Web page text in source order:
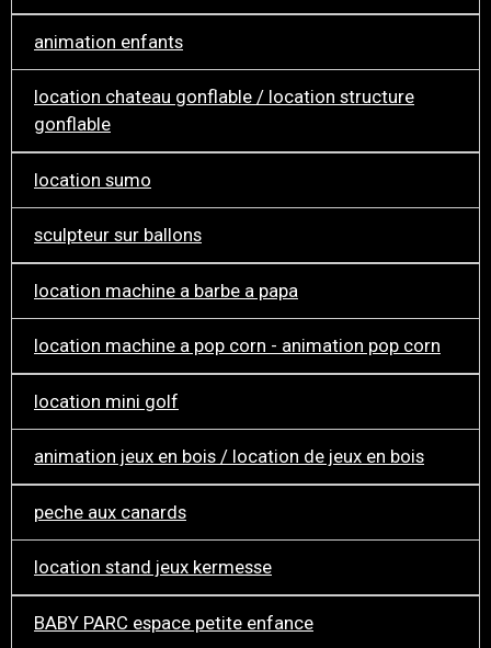
animation enfants
location chateau gonflable / location structure
gonflable
location sumo
sculpteur sur ballons
location machine a barbe a papa
location machine a pop corn - animation pop corn
location mini golf
animation jeux en bois / location de jeux en bois
peche aux canards
location stand jeux kermesse
BABY PARC espace petite enfance